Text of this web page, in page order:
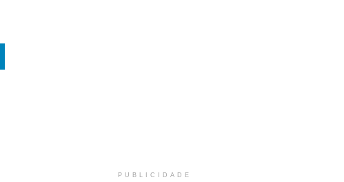
PUBLICIDADE